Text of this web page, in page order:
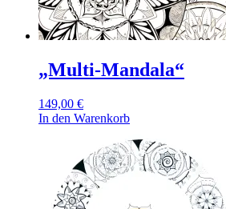
„Multi-Mandala“
149,00 €
In den Warenkorb